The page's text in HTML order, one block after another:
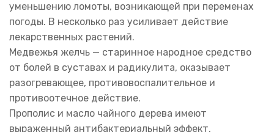
уменьшению ломоты, возникающей при переменах
погоды. В несколько раз усиливает действие
лекарственных растений.
Медвежья желчь — старинное народное средство
от болей в суставах и радикулита, оказывает
разогревающее, противовоспалительное и
противоотечное действие.
Прополис и масло чайного дерева имеют
выраженный антибактериальный эффект,